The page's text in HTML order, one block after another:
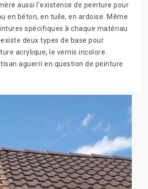
aussi l’existence de peinture pour
en béton, en tuile, en ardoise. Même
spécifiques à chaque matériau
deux types de base pour
acrylique, le vernis incolore.
aguerri en question de peinture